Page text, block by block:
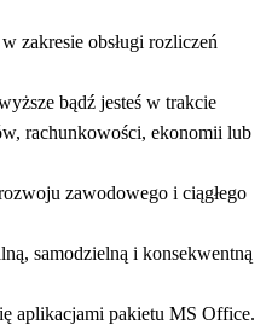
zakresie obsługi rozliczeń
bądź jesteś w trakcie
rachunkowości, ekonomii lub
zawodowego i ciągłego
samodzielną i konsekwentną
aplikacjami pakietu MS Office.